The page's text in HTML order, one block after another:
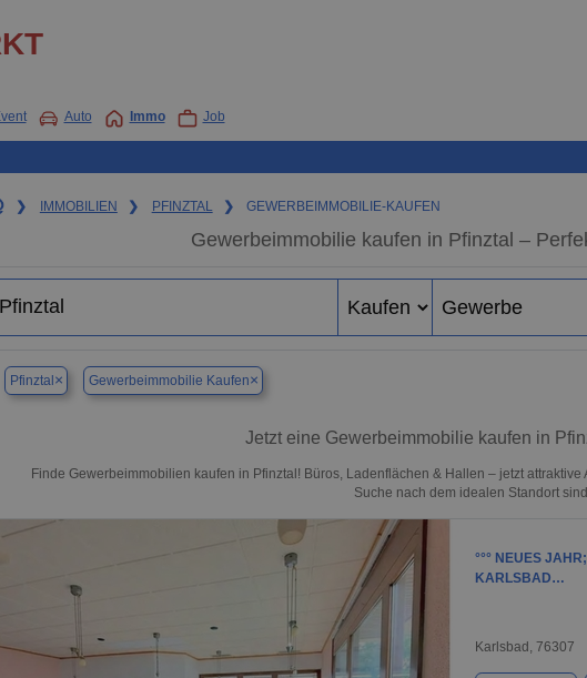
Auto Immo Job
❯ IMMOBILIEN ❯ PFINZTAL ❯ GEWERBEIMMOBILIE-KAUFEN
Gewerbeimmobilie kaufen in Pfinztal –
Pfinztal× Gewerbeimmobilie Kaufen×
Jetzt eine Gewerbeimmobilie kaufen in
Finde Gewerbeimmobilien kaufen in Pfinztal! Büros, Ladenflächen & Hallen – jetzt
Suche nach dem idealen Standort
°°° NEUES
KARLSBAD…
Karlsbad, 76307